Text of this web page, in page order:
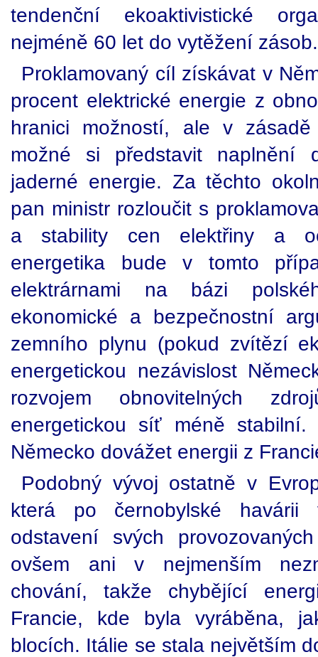
tendenční ekoaktivistické
nejméně 60 let do vytěžení zásob.
Proklamovaný cíl získávat v
procent elektrické energie z
hranici možností, ale v
možné si představit naplnění
jaderné energie. Za těchto
pan ministr rozloučit s
a stability cen elektřiny a
energetika bude v tomto
elektrárnami na bázi
ekonomické a bezpečnostní
zemního plynu (pokud zvítězí
energetickou nezávislost
rozvojem obnovitelných
energetickou síť méně
Německo dovážet energii z
Podobný vývoj ostatně v
která po černobylské
odstavení svých
ovšem ani v nejmenším
chování, takže chybějící
Francie, kde byla vyráběna,
blocích. Itálie se stala největším